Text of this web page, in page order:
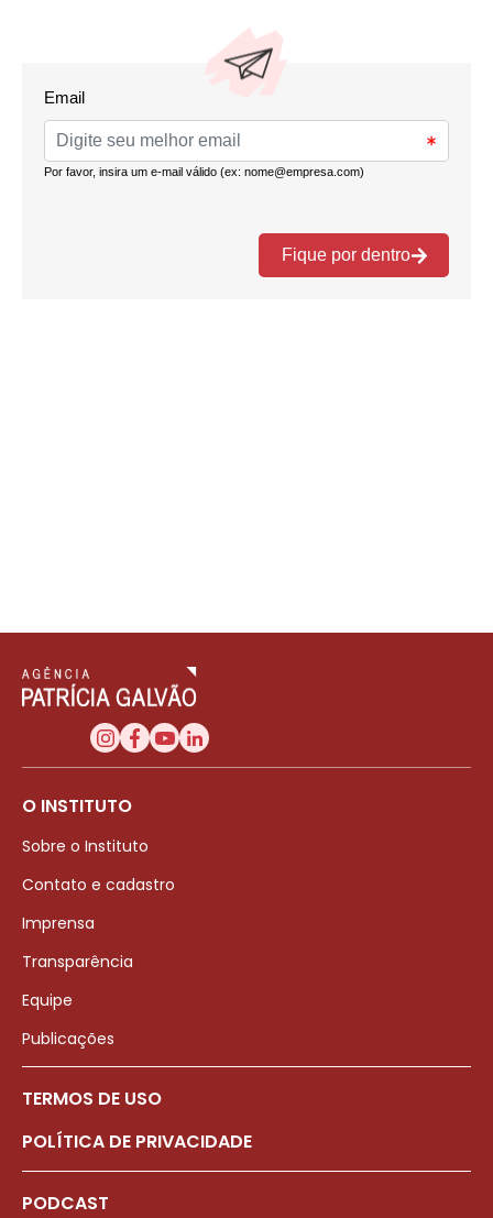
O INSTITUTO
Sobre o Instituto
Contato e cadastro
Imprensa
Transparência
Equipe
Publicações
TERMOS DE USO
POLÍTICA DE PRIVACIDADE
PODCAST